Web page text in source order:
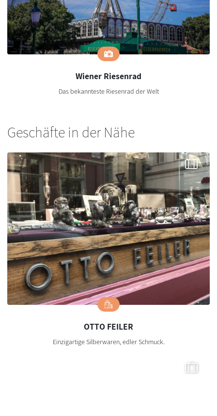
Wiener Riesenrad
Das bekannteste Riesenrad der Welt
Geschäfte in der Nähe
OTTO FEILER
Einzigartige Silberwaren, edler Schmuck.